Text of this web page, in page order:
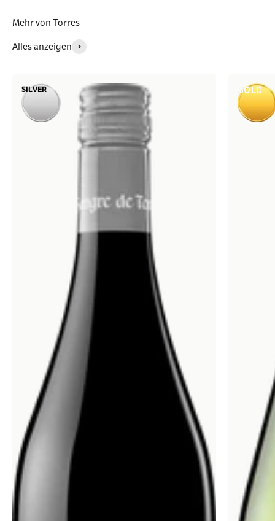
Mehr von Torres
Alles anzeigen
SILVER GOLD